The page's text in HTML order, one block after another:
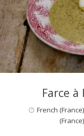
d
e
d
Farce
French